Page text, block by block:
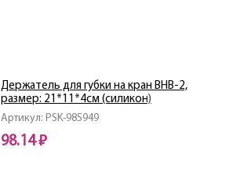
Артикул: PSK-985949
Держатель для губки на кран BHB-2,
размер: 21*11*4см (силикон)
98.14 ₽